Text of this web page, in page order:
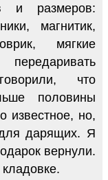
и размеров:
магнитик,
мягкие
что
половины
известное, но,
дарящих. Я
вернули.